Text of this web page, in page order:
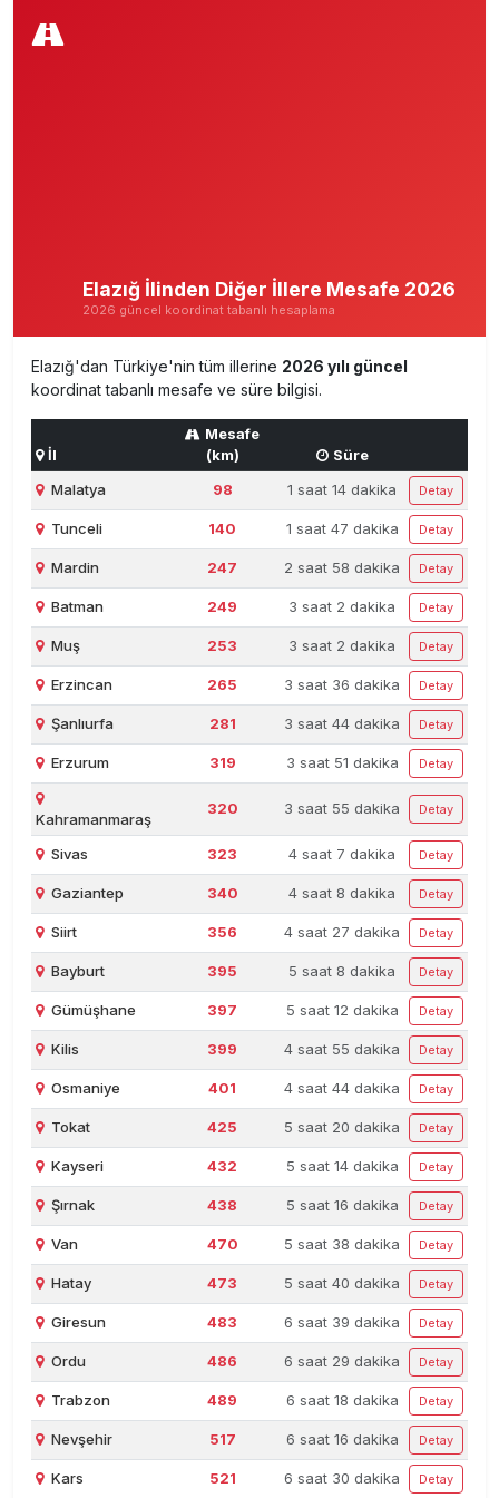
Elazığ İlinden Diğer İllere Mesafe 2026
2026 güncel koordinat tabanlı hesaplama
Elazığ'dan Türkiye'nin tüm illerine 2026 yılı güncel
koordinat tabanlı mesafe ve süre bilgisi.
İl
Mesafe
(km)
Süre
Malatya
98 1 saat 14 dakika Detay
Tunceli 140 1 saat 47 dakika Detay
Mardin 247 2 saat 58 dakika Detay
Batman 249 3 saat 2 dakika Detay
Muş 253 3 saat 2 dakika Detay
Erzincan 265 3 saat 36 dakika Detay
Şanlıurfa 281 3 saat 44 dakika Detay
Erzurum 319 3 saat 51 dakika Detay
Kahramanmaraş
320 3 saat 55 dakika Detay
Sivas 323 4 saat 7 dakika Detay
Gaziantep 340 4 saat 8 dakika Detay
Siirt 356 4 saat 27 dakika Detay
Bayburt 395 5 saat 8 dakika Detay
Gümüşhane 397 5 saat 12 dakika Detay
Kilis 399 4 saat 55 dakika Detay
Osmaniye 401 4 saat 44 dakika Detay
Tokat 425 5 saat 20 dakika Detay
Kayseri 432 5 saat 14 dakika Detay
Şırnak 438 5 saat 16 dakika Detay
Van 470 5 saat 38 dakika Detay
Hatay 473 5 saat 40 dakika Detay
Giresun 483 6 saat 39 dakika Detay
Ordu 486 6 saat 29 dakika Detay
Trabzon 489 6 saat 18 dakika Detay
Nevşehir 517 6 saat 16 dakika Detay
Kars 521 6 saat 30 dakika Detay